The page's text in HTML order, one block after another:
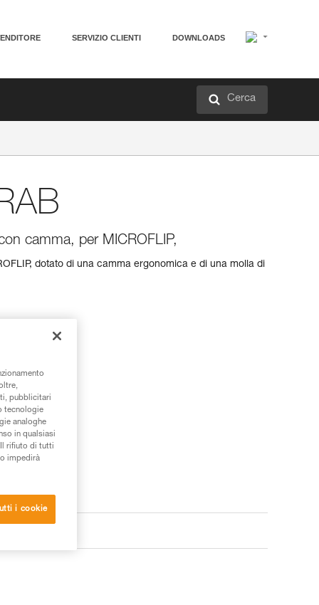
SERVIZIO CLIENTI DOWNLOADS
Cerca
camma, per MICROFLIP,
dotato di una camma ergonomica e di una molla di
pubblicitari
tecnologie
analoghe
in qualsiasi
rifiuto di tutti
impedirà
i cookie